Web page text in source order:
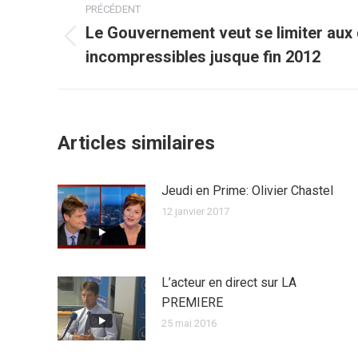
article
PRÉCÉDENT
précédent
Le Gouvernement veut se limiter aux
incompressibles jusque fin 2012
Articles similaires
Jeudi en Prime: Olivier Chastel
12 janvier 2017
L’acteur en direct sur LA
PREMIERE
25 mai 2016